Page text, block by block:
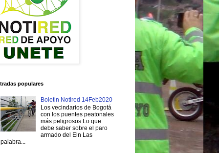
populares
Boletin Notired 14Feb2020
Los vecindarios de Bogotá
con los puentes peatonales
más peligrosos Lo que
debe saber sobre el paro
armado del Eln Las
palabra...